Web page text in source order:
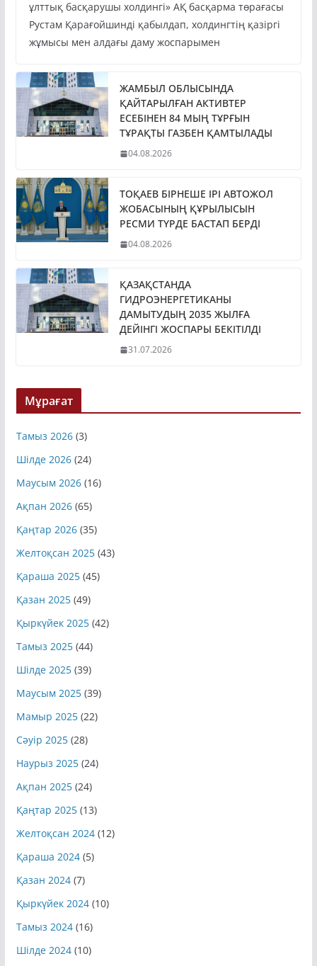
ұлттық басқарушы холдингі» АҚ басқарма төрағасы
Рустам Қарағойшинді қабылдап, холдингтің қазіргі
жұмысы мен алдағы даму жоспарымен
ЖАМБЫЛ ОБЛЫСЫНДА
ҚАЙТАРЫЛҒАН АКТИВТЕР
ЕСЕБІНЕН 84 МЫҢ ТҰРҒЫН
ТҰРАҚТЫ ГАЗБЕН ҚАМТЫЛАДЫ
04.08.2026
ТОҚАЕВ БІРНЕШЕ ІРІ АВТОЖОЛ
ЖОБАСЫНЫҢ ҚҰРЫЛЫСЫН
РЕСМИ ТҮРДЕ БАСТАП БЕРДІ
04.08.2026
ҚАЗАҚСТАНДА
ГИДРОЭНЕРГЕТИКАНЫ
ДАМЫТУДЫҢ 2035 ЖЫЛҒА
ДЕЙІНГІ ЖОСПАРЫ БЕКІТІЛДІ
31.07.2026
Мұрағат
Тамыз 2026(3)
Шілде 2026(24)
Маусым 2026(16)
Ақпан 2026(65)
Қаңтар 2026(35)
Желтоқсан 2025(43)
Қараша 2025(45)
Қазан 2025(49)
Қыркүйек 2025(42)
Тамыз 2025(44)
Шілде 2025(39)
Маусым 2025(39)
Мамыр 2025(22)
Сәуір 2025(28)
Наурыз 2025(24)
Ақпан 2025(24)
Қаңтар 2025(13)
Желтоқсан 2024(12)
Қараша 2024(5)
Қазан 2024(7)
Қыркүйек 2024(10)
Тамыз 2024(16)
Шілде 2024(10)